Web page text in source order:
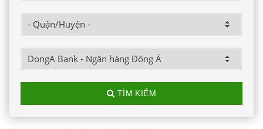
TÌM KIẾM